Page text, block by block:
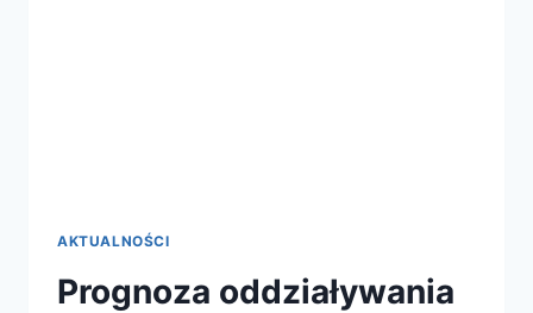
AKTUALNOŚCI
Prognoza oddziaływania